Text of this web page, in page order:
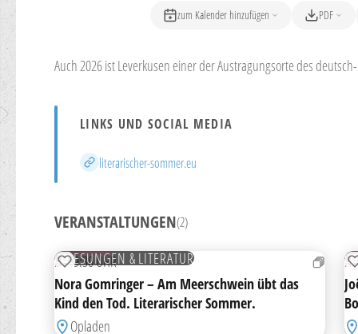
zum Kalender hinzufügen PDF
Auch 2026 ist Leverkusen einer der Austragungsorte des
LINKS UND SOCIAL MEDIA
Website
literarischer-sommer.eu
VERANSTALTUNGEN(2)
18
LESUNGEN & LITERATUR
ZUR MERKLISTE HINZUFÜGEN
DI19:30 UHR
Nora Gomringer – Am Meerschwein übt das
Kind den Tod. Literarischer Sommer.
Opladen